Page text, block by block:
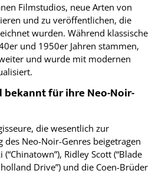
Filmstudios, neue Arten von
und zu veröffentlichen, die
wurden. Während klassische
und 1950er Jahren stammen,
und wurde mit modernen
bekannt für ihre Neo-Noir-
die wesentlich zur
des Neo-Noir-Genres beigetragen
Ridley Scott (“Blade
Drive”) und die Coen-Brüder